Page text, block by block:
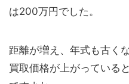
は200万円でした。
距離が増え、年式も古く
買取価格が上がっている